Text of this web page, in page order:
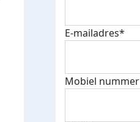
E-mailadres*
Mobiel nummer